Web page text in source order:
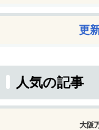
更
人気の記事
大阪